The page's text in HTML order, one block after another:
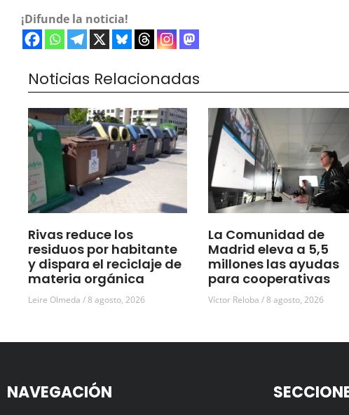
¡Difunde la noticia!
Noticias Relacionadas
Rivas reduce los
residuos por habitante
y dispara el reciclaje de
materia orgánica
Leire Olmeda 8 agosto, 2026
La Comunidad de
Madrid eleva a 5,5
millones las ayudas
para cooperativas
Víctor Reloba 8 agosto, 2026
NAVEGACIÓN